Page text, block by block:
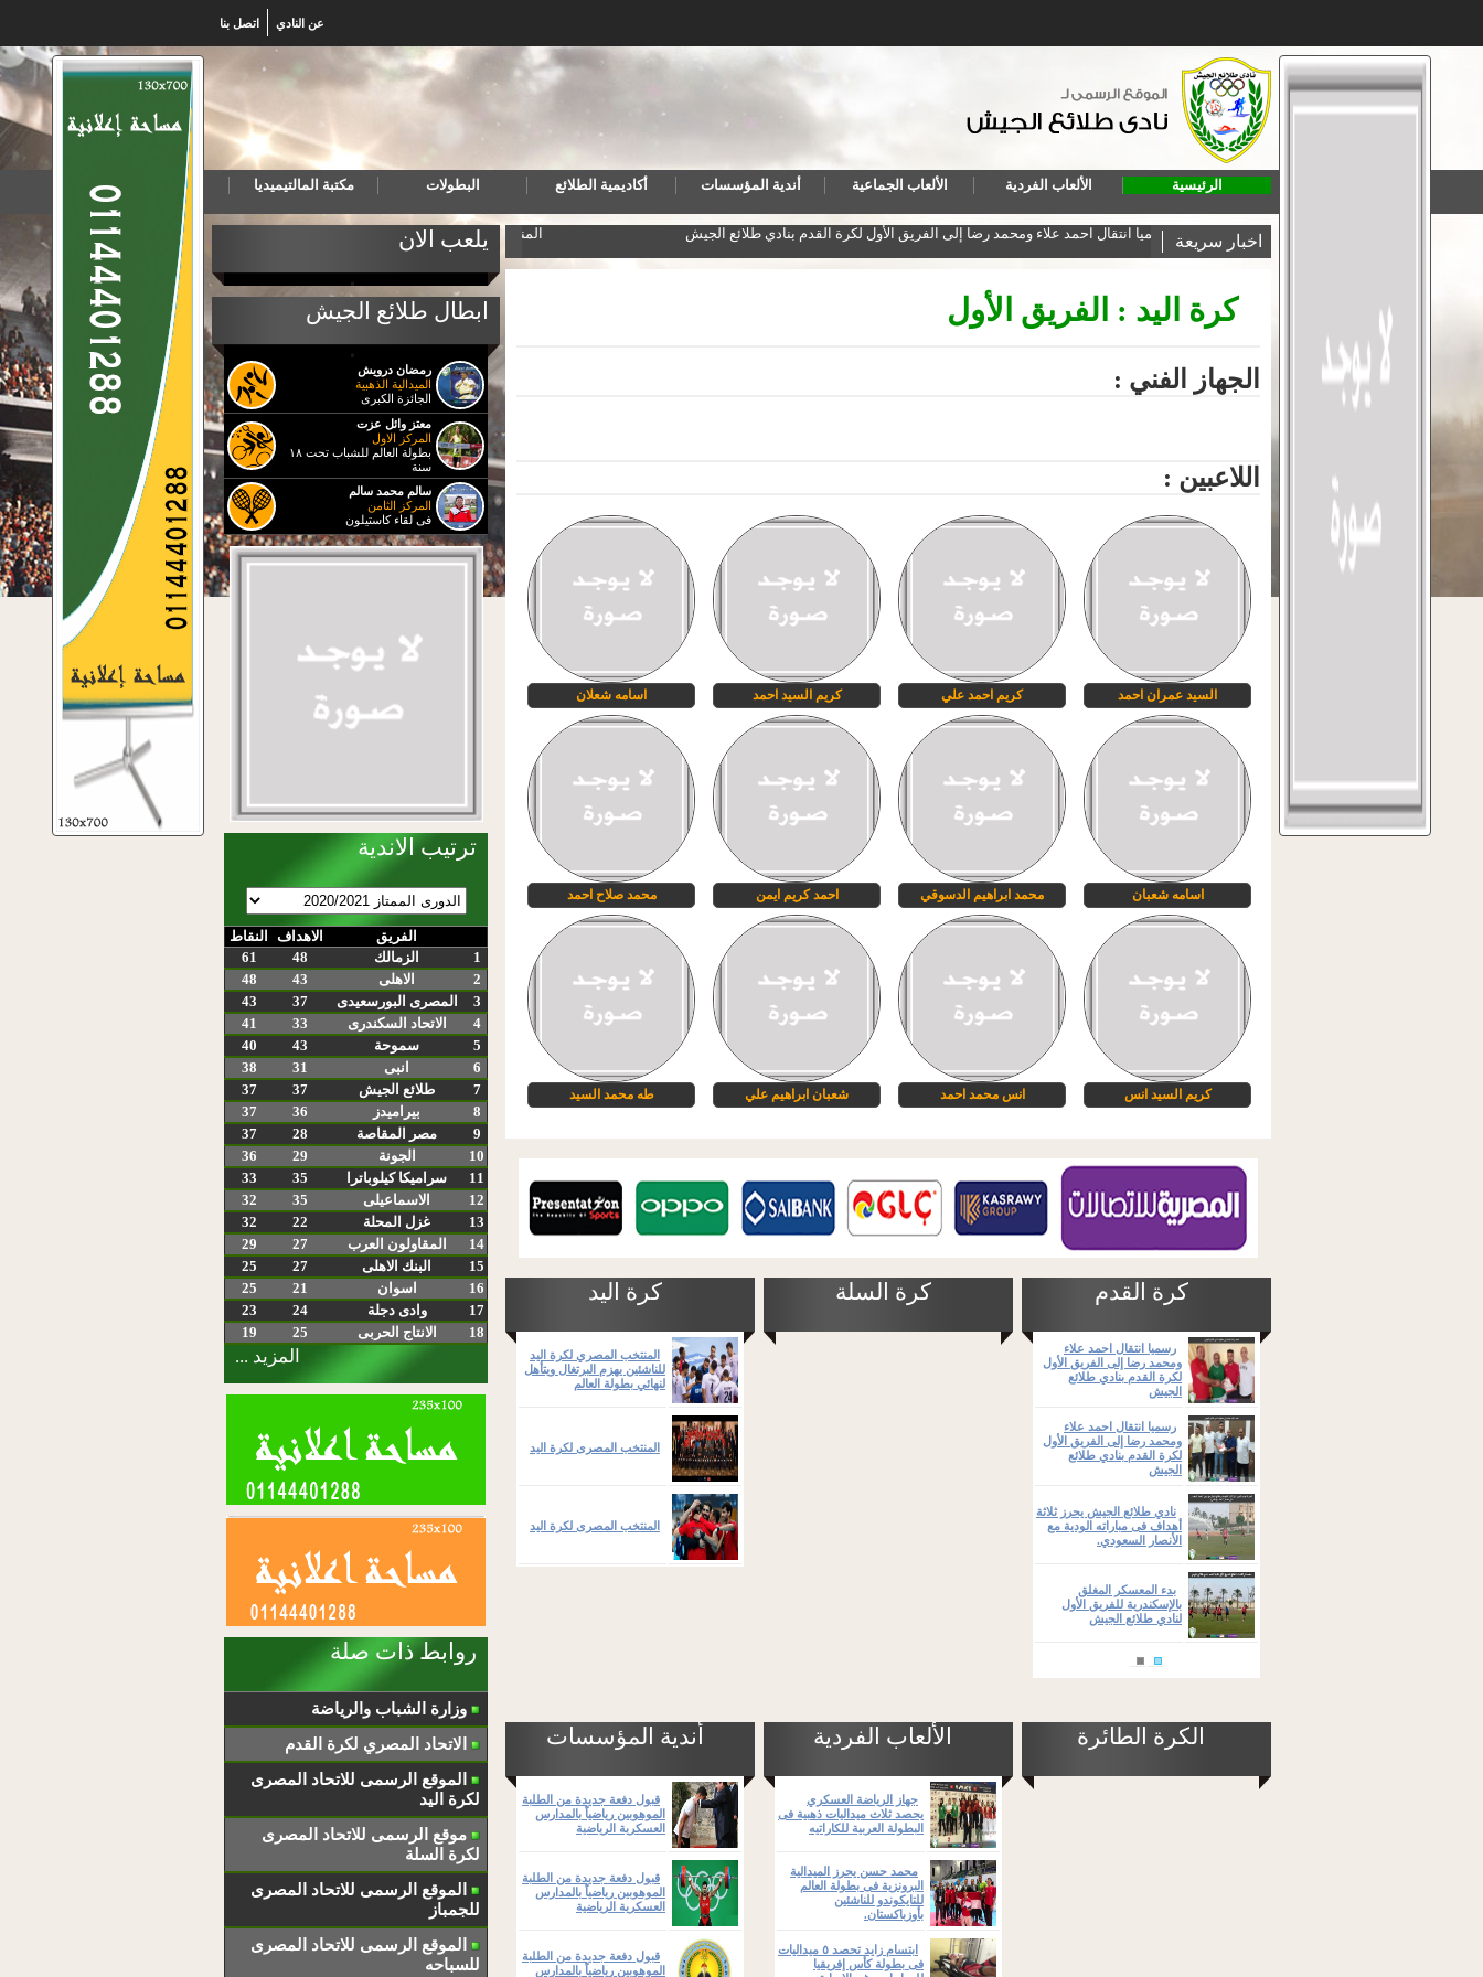
اتصل بنا عن النادي
الرئيسية الألعاب الفردية الألعاب الجماعية أندية المؤسسات أكاديمية الطلائع البطولات مكتبة المالتيميديا
يلعب الان
ابطال طلائع الجيش
رمضان درويش
الميدالية الذهبية
الجائزة الكبرى
معتز وائل عزت
المركز الاول
بطولة العالم للشباب تحت ١٨
سنة
سالم محمد سالم
المركز الثامن
فى لقاء كاستيلون
ترتيب الاندية
الفريق الاهداف
النقاط
1
الزمالك 48
61
2
الاهلى 43
48
3
المصرى البورسعيدى 37
43
4
الاتحاد السكندرى 33
41
5
سموحة 43
40
6
انبى 31
38
7
طلائع الجيش 37
37
8
بيراميدز 36
37
9
مصر المقاصة 28
37
10
الجونة 29
36
11
سراميكا كيلوباترا 35
33
12
الاسماعيلى 35
32
13
غزل المحلة 22
32
14
المقاولون العرب 27
29
15
البنك الاهلى 27
25
16
اسوان 21
25
17
وادى دجلة 24
23
18
الانتاج الحربى 25
19
المزيد ...
روابط ذات صلة
وزارة الشباب والرياضة
الاتحاد المصري لكرة القدم
الموقع الرسمى للاتحاد المصرى
لكرة اليد
موقع الرسمى للاتحاد المصرى
لكرة السلة
الموقع الرسمى للاتحاد المصرى
للجمباز
الموقع الرسمى للاتحاد المصرى
للسباحه
اخبار سريعة المنتخب المصري لكرة اليد للناشئين يهزم البرتغال ويتأهل لنهائي بطولة العالم رسميا انتقال احمد علاء ومحمد رضا إلى الفريق الأول لكرة القدم بنادي طلائع الجيش
كرة اليد : الفريق الأول
الجهاز الفني :
اللاعبين :
السيد عمران احمد كريم احمد علي كريم السيد احمد اسامه شعلان
اسامه شعبان محمد ابراهيم الدسوقي احمد كريم ايمن محمد صلاح احمد
كريم السيد انس انس محمد احمد شعبان ابراهيم علي طه محمد السيد
كرة القدم
رسميا انتقال احمد علاء
ومحمد رضا إلى الفريق الأول
لكرة القدم بنادي طلائع
الجيش
رسميا انتقال احمد علاء
ومحمد رضا إلى الفريق الأول
لكرة القدم بنادي طلائع
الجيش
نادي طلائع الجيش يحرز ثلاثة
أهداف فى مباراته الودية مع
الأنصار السعودي.
بدء المعسكر المغلق
بالإسكندرية للفريق الأول
لنادي طلائع الجيش
كرة السلة كرة اليد
المنتخب المصري لكرة اليد
للناشئين يهزم البرتغال ويتأهل
لنهائي بطولة العالم
المنتخب المصرى لكرة اليد
المنتخب المصرى لكرة اليد
الكرة الطائرة الألعاب الفردية
جهاز الرياضة العسكري
يحصد ثلاث ميداليات ذهبية فى
البطولة العربية للكاراتيه
محمد حسن يحرز الميدالية
البرونزية فى بطولة العالم
للتايكوندو للناشئين
بأوزباكستان.
ابتسام زايد تحصد ٥ ميداليات
فى بطولة كأس إفريقيا
أندية المؤسسات
قبول دفعة جديدة من الطلبة
الموهوبين رياضياً بالمدارس
العسكرية الرياضية
قبول دفعة جديدة من الطلبة
الموهوبين رياضياً بالمدارس
العسكرية الرياضية
قبول دفعة جديدة من الطلبة
الموهوبين رياضياً بالمدارس